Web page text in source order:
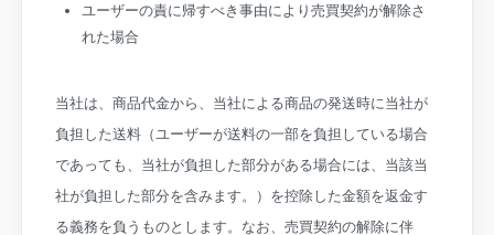
ユーザーの責に帰すべき事由により売買契約が解除さ
れた場合
当社は、商品代金から、当社による商品の発送時に当社が
負担した送料（ユーザーが送料の一部を負担している場合
であっても、当社が負担した部分がある場合には、当該当
社が負担した部分を含みます。）を控除した金額を返金す
る義務を負うものとします。なお、売買契約の解除に伴